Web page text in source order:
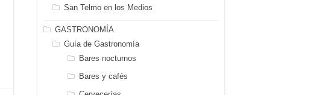
San Telmo en los Medios
GASTRONOMÍA
Guía de Gastronomía
Bares nocturnos
Bares y cafés